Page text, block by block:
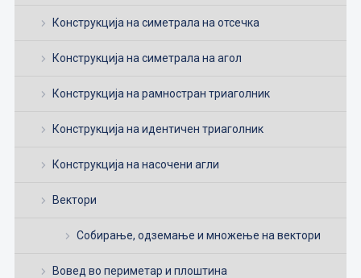
Конструкција на симетрала на отсечка
Конструкција на симетрала на агол
Конструкција на рамностран триаголник
Конструкција на идентичен триаголник
Конструкција на насочени агли
Вектори
Собирање, одземање и множење на вектори
Вовед во периметар и плоштина